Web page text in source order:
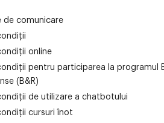
de comunicare
online
pentru participarea la programul
(B&R)
de utilizare a chatbotului
cursuri înot